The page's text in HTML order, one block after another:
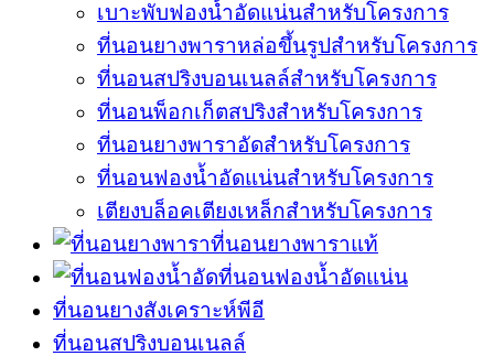
เบาะพับฟองน้ำอัดแน่นสำหรับโครงการ
ที่นอนยางพาราหล่อขึ้นรูปสำหรับโครงการ
ที่นอนสปริงบอนเนลล์สำหรับโครงการ
ที่นอนพ็อกเก็ตสปริงสำหรับโครงการ
ที่นอนยางพาราอัดสำหรับโครงการ
ที่นอนฟองน้ำอัดแน่นสำหรับโครงการ
เตียงบล็อคเตียงเหล็กสำหรับโครงการ
ที่นอนยางพาราแท้
ที่นอนฟองน้ำอัดแน่น
ที่นอนยางสังเคราะห์พีอี
ที่นอนสปริงบอนเนลล์